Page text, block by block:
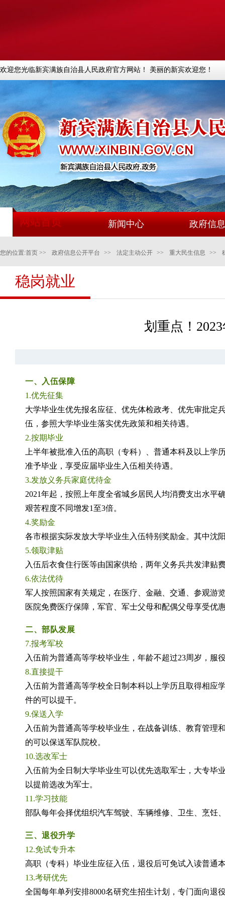
欢迎您光临新宾满族自治县人民政府官方网站！ 美丽的新宾欢迎您！
网站首页 新闻中心 政府信
您的位置:首页 >> 政府信息公开平台 >> 法定主动公开 >> 重大民生信息 >>
稳岗就业
划重点！
一、入伍保障
1.优先征集
大学毕业生优先报名应征、优先体检政考、优先审批定
伍，参照大学毕业生落实优先政策和相关待遇。
2.按期毕业
上半年被批准入伍的高职（专科）、普通本科及以上
准予毕业，享受应届毕业生入伍相关待遇。
3.发放义务兵家庭优待金
2021年起，按照上年度全省城乡居民人均消费支出水
艰苦程度不同增发1至3倍。
4.奖励金
各市根据实际发放大学毕业生入伍特别奖励金。其中沈
5.领取津贴
入伍后衣食住行医等由国家供给，两年义务兵共发津贴
6.依法优待
军人按照国家有关规定，在医疗、金融、交通、参观游
医院免费医疗保障，军官、军士父母和配偶父母享受优
二、部队发展
7.报考军校
入伍前为普通高等学校毕业生，年龄不超过23周岁，服
8.直接提干
入伍前为普通高等学校全日制本科以上学历且取得相应
件的可以提干。
9.保送入学
入伍前为普通高等学校毕业生，在战备训练、教育管理
的可以保送军队院校。
10.选改军士
入伍前为全日制大学毕业生可以优先选取军士，大专毕
以提前选改为军士。
11.学习技能
部队每年会择优组织汽车驾驶、车辆维修、卫生、烹饪
三、退役升学
12.免试专升本
高职（专科）毕业生应征入伍，退役后可免试入读普通
13.考研优先
全国每年单列安排8000名研究生招生计划，专门面向退